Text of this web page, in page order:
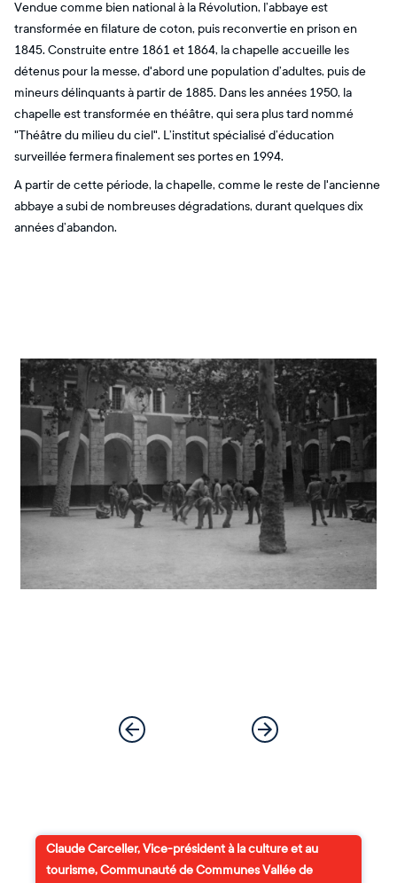
Vendue comme bien national à la Révolution, l’abbaye est
transformée en filature de coton, puis reconvertie en prison en
1845. Construite entre 1861 et 1864, la chapelle accueille les
détenus pour la messe, d'abord une population d’adultes, puis de
mineurs délinquants à partir de 1885. Dans les années 1950, la
chapelle est transformée en théâtre, qui sera plus tard nommé
"Théâtre du milieu du ciel". L’institut spécialisé d’éducation
surveillée fermera finalement ses portes en 1994.
A partir de cette période, la chapelle, comme le reste de l'ancienne
abbaye a subi de nombreuses dégradations, durant quelques dix
années d’abandon.
Claude Carceller, Vice-président à la culture et au
tourisme, Communauté de Communes Vallée de